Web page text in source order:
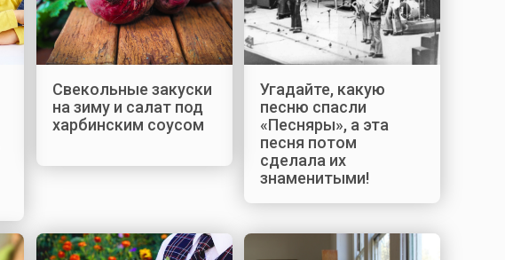
Свекольные закуски
на зиму и салат под
харбинским соусом
Угадайте, какую
песню спасли
«Песняры», а эта
песня потом
сделала их
знаменитыми!